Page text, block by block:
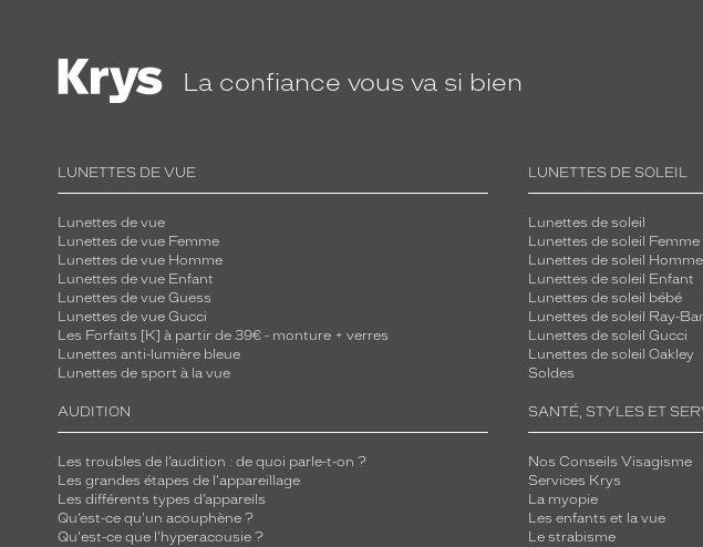
La confiance vous va si bien
LUNETTES DE VUE
Lunettes de vue
Lunettes de vue Femme
Lunettes de vue Homme
Lunettes de vue Enfant
Lunettes de vue Guess
Lunettes de vue Gucci
Les Forfaits [K] à partir de 39€ - monture + verres
Lunettes anti-lumière bleue
Lunettes de sport à la vue
LUNETTES DE SOLEIL
Lunettes de soleil
Lunettes de soleil Femme
Lunettes de soleil Homme
Lunettes de soleil Enfant
Lunettes de soleil bébé
Lunettes de soleil Ray-
Lunettes de soleil Gucci
Lunettes de soleil Oakley
Soldes
AUDITION
Les troubles de l’audition : de quoi parle-t-on ?
Les grandes étapes de l'appareillage
Les différents types d’appareils
Qu’est-ce qu'un acouphène ?
Qu'est-ce que l'hyperacousie ?
SANTÉ, STYLES ET
Nos Conseils Visagisme
Services Krys
La myopie
Les enfants et la vue
Le strabisme